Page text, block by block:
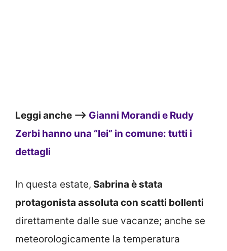
Leggi anche –> Gianni Morandi e Rudy
Zerbi hanno una “lei” in comune: tutti i
dettagli
In questa estate, Sabrina è stata
protagonista assoluta con scatti bollenti
direttamente dalle sue vacanze; anche se
meteorologicamente la temperatura